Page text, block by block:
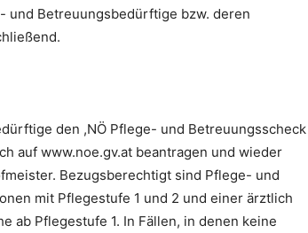
und Betreuungsbedürftige bzw. deren
den ,NÖ Pflege- und Betreuungsscheck
auf www.noe.gv.at beantragen und wieder
Bezugsberechtigt sind Pflege- und
mit Pflegestufe 1 und 2 und einer ärztlich
ab Pflegestufe 1. In Fällen, in denen keine